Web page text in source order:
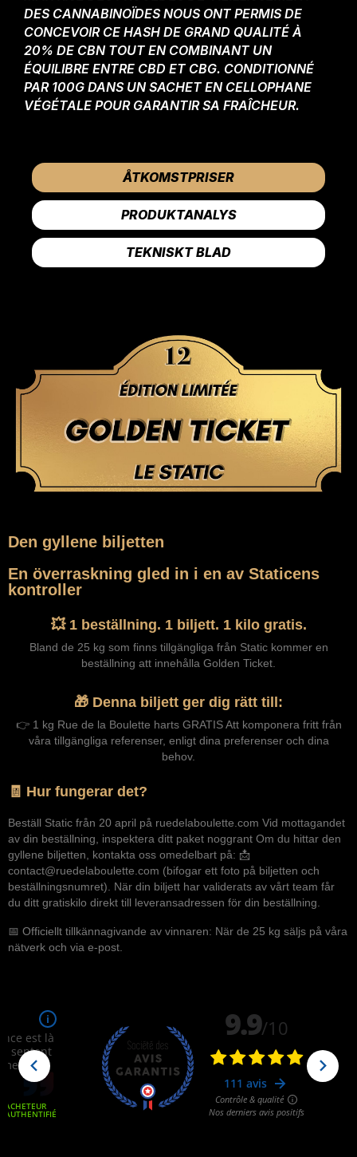
DES CANNABINOÏDES NOUS ONT PERMIS DE
CONCEVOIR CE HASH DE GRAND QUALITÉ À
20% DE CBN TOUT EN COMBINANT UN
ÉQUILIBRE ENTRE CBD ET CBG. CONDITIONNÉ
PAR 100G DANS UN SACHET EN CELLOPHANE
VÉGÉTALE POUR GARANTIR SA FRAÎCHEUR.
ÅTKOMSTPRISER
PRODUKTANALYS
TEKNISKT BLAD
Den gyllene biljetten
En överraskning gled in i en av Staticens
kontroller
💥 1 beställning. 1 biljett. 1 kilo gratis.
Bland de 25 kg som finns tillgängliga från Static kommer en
beställning att innehålla Golden Ticket.
🎁 Denna biljett ger dig rätt till:
👉 1 kg Rue de la Boulette harts GRATIS Att komponera fritt från
våra tillgängliga referenser, enligt dina preferenser och dina
behov.
🧾 Hur fungerar det?
Beställ Static från 20 april på ruedelaboulette.com Vid mottagandet
av din beställning, inspektera ditt paket noggrant Om du hittar den
gyllene biljetten, kontakta oss omedelbart på: 📩
contact@ruedelaboulette.com (bifogar ett foto på biljetten och
beställningsnumret). När din biljett har validerats av vårt team får
du ditt gratiskilo direkt till leveransadressen för din beställning.
📅 Officiellt tillkännagivande av vinnaren: När de 25 kg säljs på våra
nätverk och via e-post.